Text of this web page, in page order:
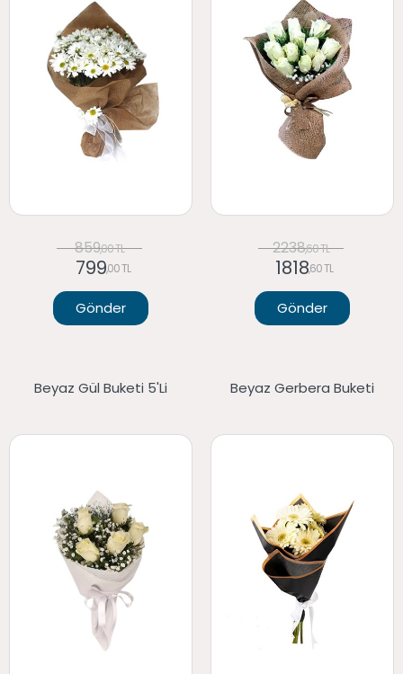
859,00 TL
799,00 TL
Gönder
2238,60 TL
1818,60 TL
Gönder
Beyaz Gül Buketi 5'li Beyaz Gerbera Buketi